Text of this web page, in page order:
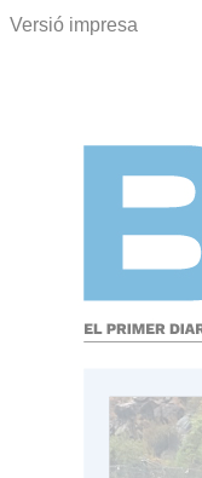
Versió impresa